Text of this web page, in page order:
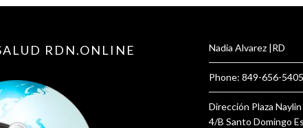
RDN.ONLINE Nadia Alvarez |RD
Phone: 849-656-5405
Dirección Plaza
4/B Santo Domingo